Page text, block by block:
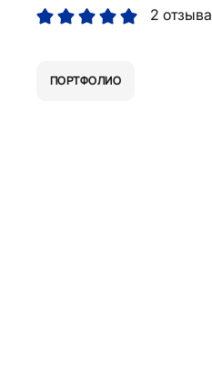
2 отзыва
ПОРТФОЛИО